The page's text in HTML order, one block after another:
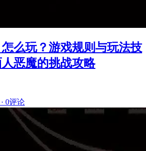
怎么玩？游戏规则与玩法技
恶魔的挑战攻略
· 0评论